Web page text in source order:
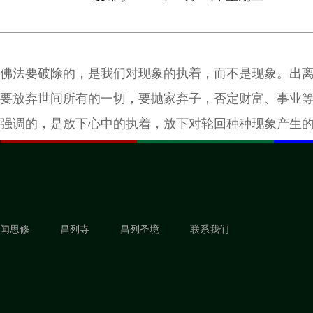
佛法要破除的，是我们对现象的执着，而不是现象。出
要放弃世间所有的一切，要抛家弃子，否定财富、事业
强调的，是放下心中的执着，放下对轮回种种现象产生
闻思修 昌列寺 昌列圣境 联系我们